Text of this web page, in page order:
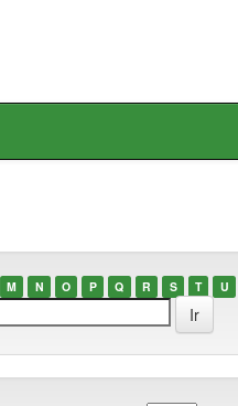
M N O P Q R S T U